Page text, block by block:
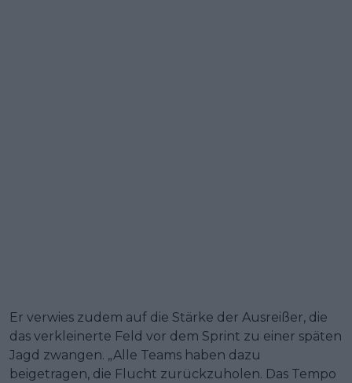
Er verwies zudem auf die Stärke der Ausreißer, die
das verkleinerte Feld vor dem Sprint zu einer späten
Jagd zwangen. „Alle Teams haben dazu
beigetragen, die Flucht zurückzuholen. Das Tempo